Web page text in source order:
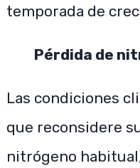
temporada de
Pérdida de
Las condiciones
que reconsidere
nitrógeno